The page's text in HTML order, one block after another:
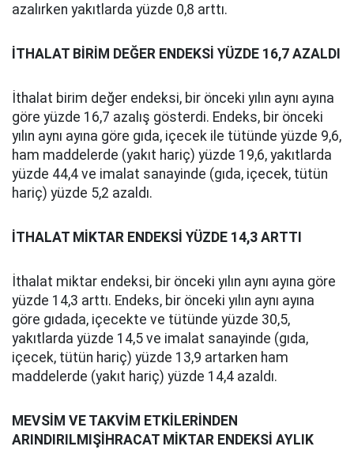
azalırken yakıtlarda yüzde 0,8 arttı.
İTHALAT BİRİM DEĞER ENDEKSİ YÜZDE 16,7 AZALDI
İthalat birim değer endeksi, bir önceki yılın aynı ayına
göre yüzde 16,7 azalış gösterdi. Endeks, bir önceki
yılın aynı ayına göre gıda, içecek ile tütünde yüzde 9,6,
ham maddelerde (yakıt hariç) yüzde 19,6, yakıtlarda
yüzde 44,4 ve imalat sanayinde (gıda, içecek, tütün
hariç) yüzde 5,2 azaldı.
İTHALAT MİKTAR ENDEKSİ YÜZDE 14,3 ARTTI
İthalat miktar endeksi, bir önceki yılın aynı ayına göre
yüzde 14,3 arttı. Endeks, bir önceki yılın aynı ayına
göre gıdada, içecekte ve tütünde yüzde 30,5,
yakıtlarda yüzde 14,5 ve imalat sanayinde (gıda,
içecek, tütün hariç) yüzde 13,9 artarken ham
maddelerde (yakıt hariç) yüzde 14,4 azaldı.
MEVSİM VE TAKVİM ETKİLERİNDEN
ARINDIRILMIŞİHRACAT MİKTAR ENDEKSİ AYLIK